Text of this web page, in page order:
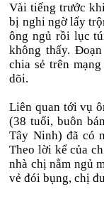
Vài tiếng trước
bị nghi ngờ lấy
ông ngủ rồi lục
không thấy.
chia sẻ trên
dõi.
Liên quan tới vụ
(38 tuổi, buôn
Tây Ninh) đã có
Theo lời kể của
nhà chị nằm ngủ
vẻ đói bụng, chị